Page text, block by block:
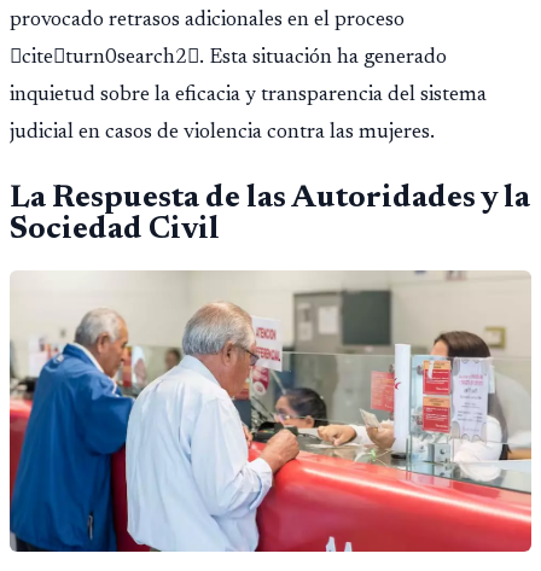
provocado retrasos adicionales en el proceso
citeturn0search2. Esta situación ha generado
inquietud sobre la eficacia y transparencia del sistema
judicial en casos de violencia contra las mujeres.
La Respuesta de las Autoridades y la
Sociedad Civil